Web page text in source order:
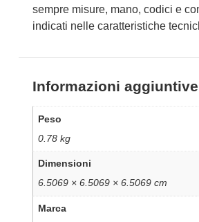
sempre misure, mano, codici e
indicati nelle caratteristiche
Informazioni aggiuntive
Peso
0.78 kg
Dimensioni
6.5069 × 6.5069 × 6.5069 cm
Marca